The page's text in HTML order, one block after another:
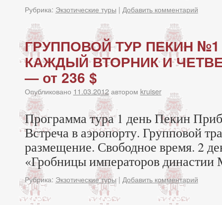
Рубрика: Экзотические туры | Добавить комментарий
ГРУППОВОЙ ТУР ПЕКИН
КАЖДЫЙ ВТОРНИК И
— от 236 $
Опубликовано 11.03.2012 автором kruiser
Программа тура 1 день Пекин
Встреча в аэропорту. Групповой
размещение. Свободное время. 2
«Гробницы императоров династии
Рубрика: Экзотические туры | Добавить комментарий